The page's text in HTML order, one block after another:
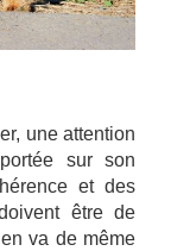
une attention
sur son
et des
être de
va de même